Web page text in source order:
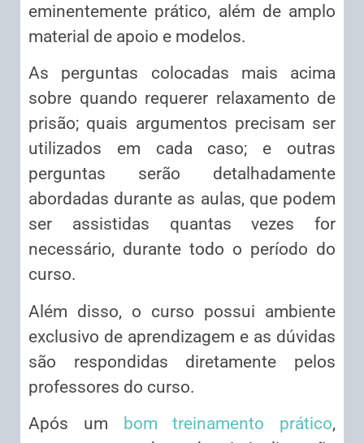
eminentemente prático, além de amplo
material de apoio e modelos.
As perguntas colocadas mais acima
sobre quando requerer relaxamento de
prisão; quais argumentos precisam ser
utilizados em cada caso; e outras
perguntas serão detalhadamente
abordadas durante as aulas, que podem
ser assistidas quantas vezes for
necessário, durante todo o período do
curso.
Além disso, o curso possui ambiente
exclusivo de aprendizagem e as dúvidas
são respondidas diretamente pelos
professores do curso.
Após um
bom treinamento prático,